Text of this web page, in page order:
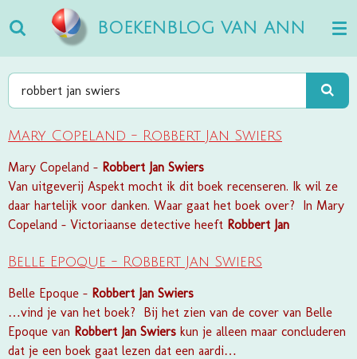
direct
naar
de
hoofdinhoud
BOEKENBLOG VAN ANN
Mary Copeland - Robbert Jan Swiers
Mary Copeland - Robbert Jan Swiers
Van uitgeverij Aspekt mocht ik dit boek recenseren. Ik wil ze
daar hartelijk voor danken. Waar gaat het boek over? In Mary
Copeland – Victoriaanse detective heeft Robbert Jan
Belle Epoque - Robbert Jan Swiers
Belle Epoque - Robbert Jan Swiers
…vind je van het boek? Bij het zien van de cover van Belle
Epoque van Robbert Jan Swiers kun je alleen maar concluderen
dat je een boek gaat lezen dat een aardi…